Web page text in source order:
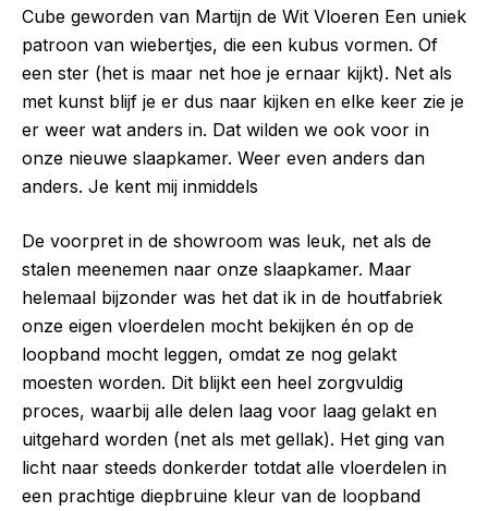
Cube geworden van Martijn de Wit Vloeren Een uniek
patroon van wiebertjes, die een kubus vormen. Of
een ster (het is maar net hoe je ernaar kijkt). Net als
met kunst blijf je er dus naar kijken en elke keer zie je
er weer wat anders in. Dat wilden we ook voor in
onze nieuwe slaapkamer. Weer even anders dan
anders. Je kent mij inmiddels
De voorpret in de showroom was leuk, net als de
stalen meenemen naar onze slaapkamer. Maar
helemaal bijzonder was het dat ik in de houtfabriek
onze eigen vloerdelen mocht bekijken én op de
loopband mocht leggen, omdat ze nog gelakt
moesten worden. Dit blijkt een heel zorgvuldig
proces, waarbij alle delen laag voor laag gelakt en
uitgehard worden (net als met gellak). Het ging van
licht naar steeds donkerder totdat alle vloerdelen in
een prachtige diepbruine kleur van de loopband